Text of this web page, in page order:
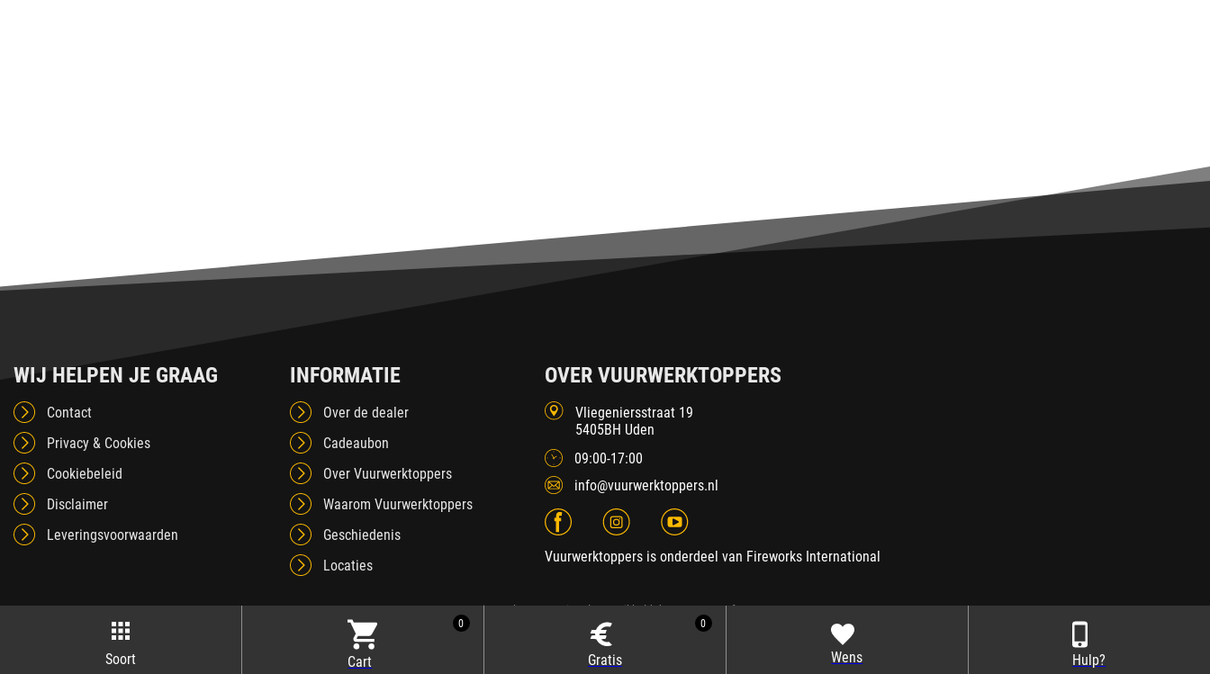
Soort
0
Cart
0
Gratis Wens Hulp?
WIJ HELPEN JE GRAAG
Contact
Privacy & Cookies
Cookiebeleid
Disclaimer
Leveringsvoorwaarden
INFORMATIE
Over de dealer
Cadeaubon
Over Vuurwerktoppers
Waarom Vuurwerktoppers
Geschiedenis
Locaties
OVER VUURWERKTOPPERS
Vliegeniersstraat 19
5405BH Uden
09:00-17:00
info@vuurwerktoppers.nl
Vuurwerktoppers is onderdeel van Fireworks International
2026 Fireworks International| Ontwikkeld doorSEDNA.software